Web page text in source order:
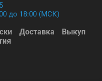
до 18:00 (МСК)
Доставка
Выкуп